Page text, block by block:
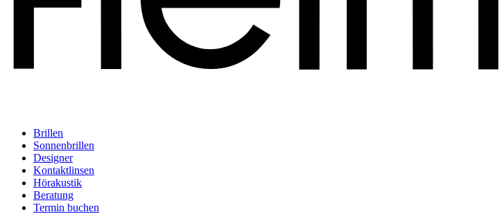
Brillen
Sonnenbrillen
Designer
Kontaktlinsen
Hörakustik
Beratung
Termin buchen